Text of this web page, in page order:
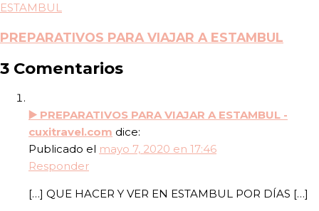
ESTAMBUL
PREPARATIVOS PARA VIAJAR A ESTAMBUL
3 Comentarios
▶️ PREPARATIVOS PARA VIAJAR A ESTAMBUL -
cuxitravel.com dice:
Publicado el mayo 7, 2020 en 17:46
Responder
[…] QUE HACER Y VER EN ESTAMBUL POR DÍAS […]